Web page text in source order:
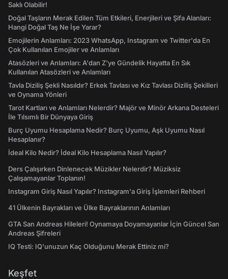
Saklı Olabilir!
Doğal Taşların Merak Edilen Tüm Etkileri, Enerjileri ve Şifa Alanları:
Hangi Doğal Taş Ne İşe Yarar?
Emojilerin Anlamları: 2023 WhatsApp, Instagram ve Twitter'da En
Çok Kullanılan Emojiler ve Anlamları
Atasözleri ve Anlamları: A'dan Z'ye Gündelik Hayatta En Sık
Kullanılan Atasözleri ve Anlamları
Tavla Diziliş Şekli Nasıldır? Erkek Tavlası ve Kız Tavlası Diziliş Şekilleri
ve Oynama Yönleri
Tarot Kartları ve Anlamları Nelerdir? Majör ve Minör Arkana Desteleri
İle Tılsımlı Bir Dünyaya Giriş
Burç Uyumu Hesaplama Nedir? Burç Uyumu, Aşk Uyumu Nasıl
Hesaplanır?
İdeal Kilo Nedir? İdeal Kilo Hesaplama Nasıl Yapılır?
Ders Çalışırken Dinlenecek Müzikler Nelerdir? Müziksiz
Çalışamayanlar Toplanın!
Instagram Giriş Nasıl Yapılır? Instagram'a Giriş İşlemleri Rehberi
41 Ülkenin Bayrakları ve Ülke Bayraklarının Anlamları
GTA San Andreas Hileleri! Oynamaya Doyamayanlar İçin Güncel San
Andreas Şifreleri
IQ Testi: IQ'unuzun Kaç Olduğunu Merak Ettiniz mi?
Keşfet